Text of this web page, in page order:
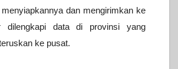
dan mengirimkan ke
dilengkapi data di provinsi yang
ke pusat.